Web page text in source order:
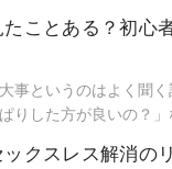
ことある？初心
事というのはよく聞
りした方が良いの？
クスレス解消の